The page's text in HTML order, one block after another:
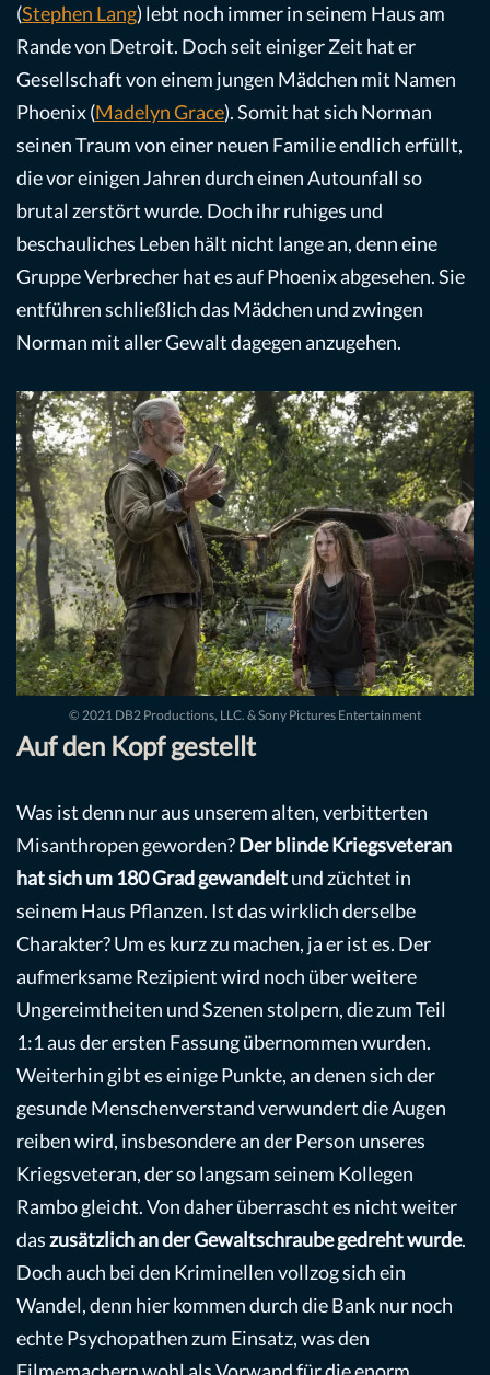
(Stephen Lang) lebt noch immer in seinem Haus am
Rande von Detroit. Doch seit einiger Zeit hat er
Gesellschaft von einem jungen Mädchen mit Namen
Phoenix (Madelyn Grace). Somit hat sich Norman
seinen Traum von einer neuen Familie endlich erfüllt,
die vor einigen Jahren durch einen Autounfall so
brutal zerstört wurde. Doch ihr ruhiges und
beschauliches Leben hält nicht lange an, denn eine
Gruppe Verbrecher hat es auf Phoenix abgesehen. Sie
entführen schließlich das Mädchen und zwingen
Norman mit aller Gewalt dagegen anzugehen.
© 2021 DB2 Productions, LLC. & Sony Pictures Entertainment
Auf den Kopf gestellt
Was ist denn nur aus unserem alten, verbitterten
Misanthropen geworden?Der blinde Kriegsveteran
hat sich um 180 Grad gewandeltund züchtet in
seinem Haus Pflanzen. Ist das wirklich derselbe
Charakter? Um es kurz zu machen, ja er ist es. Der
aufmerksame Rezipient wird noch über weitere
Ungereimtheiten und Szenen stolpern, die zum Teil
1:1 aus der ersten Fassung übernommen wurden.
Weiterhin gibt es einige Punkte, an denen sich der
gesunde Menschenverstand verwundert die Augen
reiben wird, insbesondere an der Person unseres
Kriegsveteran, der so langsam seinem Kollegen
Rambo gleicht. Von daher überrascht es nicht weiter
daszusätzlich an der Gewaltschraube gedreht wurde.
Doch auch bei den Kriminellen vollzog sich ein
Wandel, denn hier kommen durch die Bank nur noch
echte Psychopathen zum Einsatz, was den